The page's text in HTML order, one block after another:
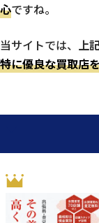
心ですね。
当サイトでは、 上
特に優良な買取店